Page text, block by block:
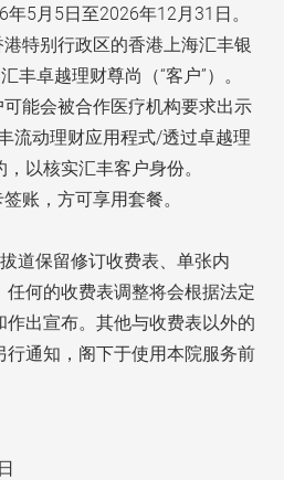
5月5日至2026年12月31日。
特别行政区的香港上海汇丰银
丰卓越理财尊尚（“客户”）。
能会被合作医疗机构要求出示
流动理财应用程式/透过卓越理
以核实汇丰客户身份。
账，方可享用套餐。
道保留修订收费表、单张内
何的收费表调整将会根据法定
出宣布。其他与收费表以外的
行通知，阁下于使用本院服务前